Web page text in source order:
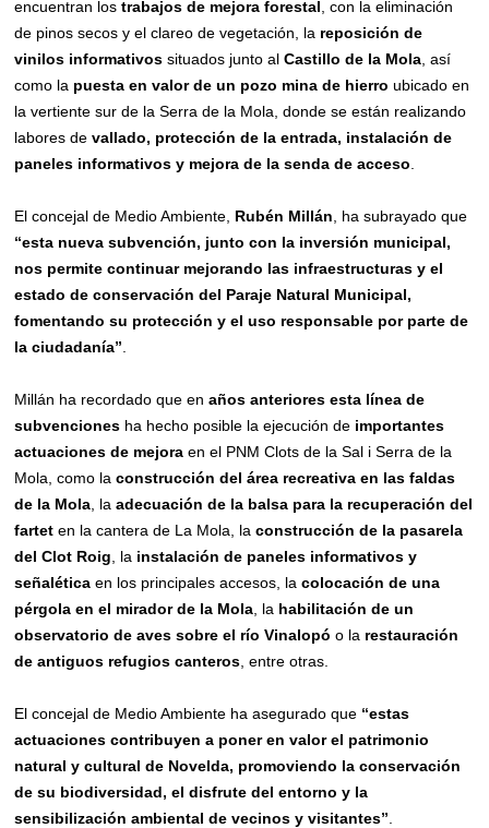
encuentran lostrabajos de mejora forestal , con la eliminación
de pinos secos y el clareo de vegetación, la reposición de
vinilos informativos situados junto alCastillo de la Mola , así
como la puesta en valor de un pozo mina de hierro ubicado en
la vertiente sur de la Serra de la Mola, donde se están realizando
labores devallado, protección de la entrada, instalación de
paneles informativos y mejora de la senda de acceso
El concejal de Medio Ambiente, Rubén Millán , ha subrayado que
“esta nueva subvención, junto con la inversión municipal,
nos permite continuar mejorando las infraestructuras y el
estado de conservación del Paraje Natural Municipal,
fomentando su protección y el uso responsable por parte de
la ciudadanía”
Millán ha recordado que enaños anteriores esta línea de
subvenciones ha hecho posible la ejecución de importantes
actuaciones de mejora en el PNM Clots de la Sal i Serra de la
Mola, como laconstrucción del área recreativa en las faldas
de la Mola , laadecuación de la balsa para la recuperación del
farteten la cantera de La Mola, laconstrucción de la pasarela
del Clot Roig , la instalación de paneles informativos y
señalética en los principales accesos, lacolocación de una
pérgola en el mirador de la Mola , la habilitación de un
observatorio de aves sobre el río Vinalopó o la restauración
de antiguos refugios canteros , entre otras.
El concejal de Medio Ambiente ha asegurado que “estas
actuaciones contribuyen a poner en valor el patrimonio
natural y cultural de Novelda, promoviendo la conservación
de su biodiversidad, el disfrute del entorno y la
sensibilización ambiental de vecinos y visitantes”